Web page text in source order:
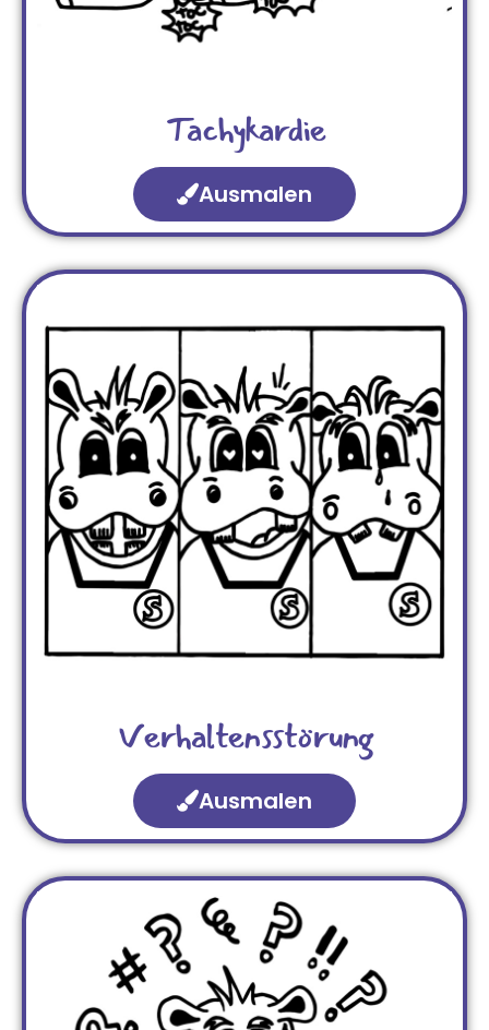
Tachykardie
Ausmalen
Verhaltensstörung
Ausmalen